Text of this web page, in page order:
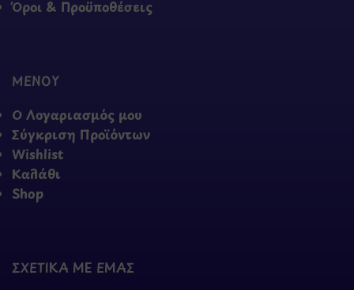
Όροι & Προϋποθέσεις
ΜΕΝΟΥ
Ο Λογαριασμός μου
Σύγκριση Προϊόντων
Wishlist
Καλάθι
Shop
ΣΧΕΤΙΚΑ ΜΕ ΕΜΑΣ